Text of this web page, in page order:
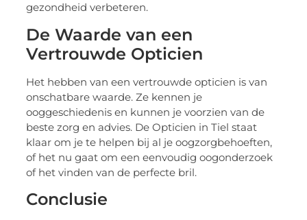
gezondheid verbeteren.
De Waarde van een
Vertrouwde Opticien
Het hebben van een vertrouwde opticien is van
onschatbare waarde. Ze kennen je
ooggeschiedenis en kunnen je voorzien van de
beste zorg en advies. De Opticien in Tiel staat
klaar om je te helpen bij al je oogzorgbehoeften,
of het nu gaat om een eenvoudig oogonderzoek
of het vinden van de perfecte bril.
Conclusie